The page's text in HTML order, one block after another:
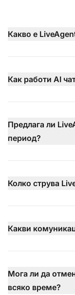
Какво е
Как работи AI
Предлага ли
период?
Колко струва
Какви
Мога ли да
всяко време?